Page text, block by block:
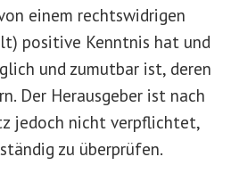
einem rechtswidrigen
positive Kenntnis hat und
und zumutbar ist, deren
Der Herausgeber ist nach
jedoch nicht verpflichtet,
zu überprüfen.